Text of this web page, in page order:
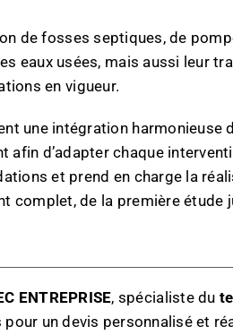
de fosses septiques, de
eaux usées, mais aussi leur
en vigueur.
une intégration
d’adapter chaque
et prend en charge la
de la première étude
ENTREPRISE, spécialiste du
un devis personnalisé et